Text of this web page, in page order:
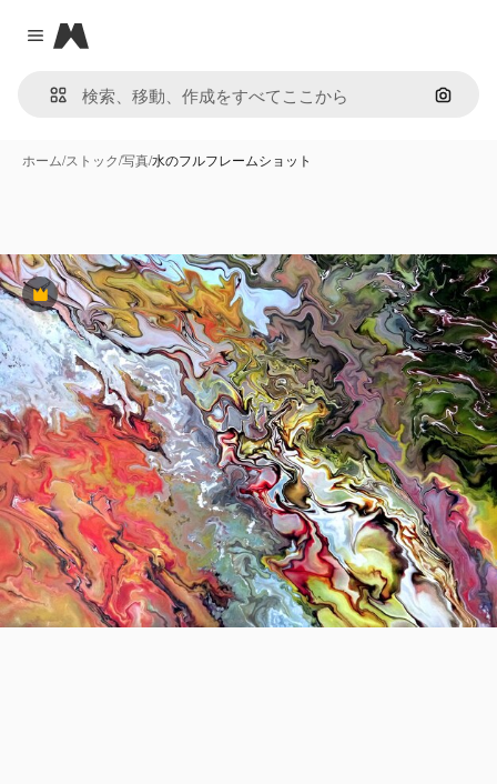
Close menu
Magnific
画像で
ホーム/ストック/写真/水のフルフレームショット
Premium